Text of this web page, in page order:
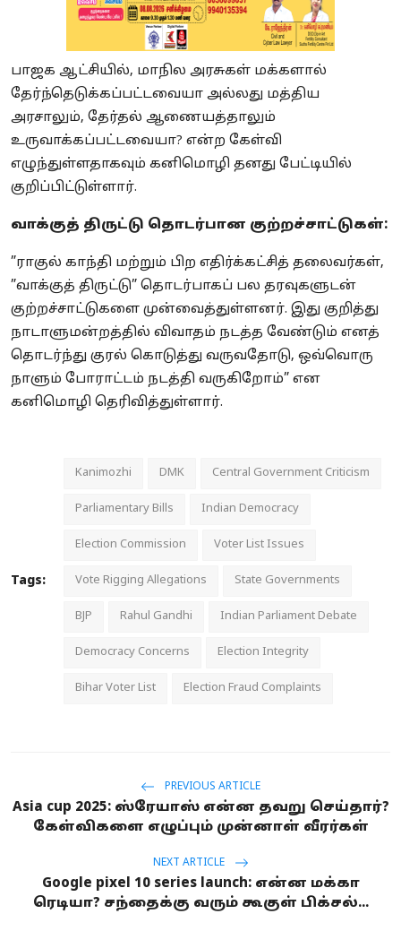
பாஜக ஆட்சியில், மாநில அரசுகள் மக்களால்
தேர்ந்தெடுக்கப்பட்டவையா அல்லது மத்திய
அரசாலும், தேர்தல் ஆணையத்தாலும்
உருவாக்கப்பட்டவையா? என்ற கேள்வி
எழுந்துள்ளதாகவும் கனிமொழி தனது பேட்டியில்
குறிப்பிட்டுள்ளார்.
வாக்குத் திருட்டு தொடர்பான குற்றச்சாட்டுகள்:
”ராகுல் காந்தி மற்றும் பிற எதிர்க்கட்சித் தலைவர்கள்,
”வாக்குத் திருட்டு” தொடர்பாகப் பல தரவுகளுடன்
குற்றச்சாட்டுகளை முன்வைத்துள்ளனர். இது குறித்து
நாடாளுமன்றத்தில் விவாதம் நடத்த வேண்டும் எனத்
தொடர்ந்து குரல் கொடுத்து வருவதோடு, ஒவ்வொரு
நாளும் போராட்டம் நடத்தி வருகிறோம்” என
கனிமொழி தெரிவித்துள்ளார்.
Tags:
Kanimozhi DMK Central Government Criticism
Parliamentary Bills Indian Democracy
Election Commission Voter List Issues
Vote Rigging Allegations State Governments
BJP Rahul Gandhi Indian Parliament Debate
Democracy Concerns Election Integrity
Bihar Voter List Election Fraud Complaints
PREVIOUS ARTICLE
Asia cup 2025: ஸ்ரேயாஸ் என்ன தவறு செய்தார்?
கேள்விகளை எழுப்பும் முன்னாள் வீரர்கள்
NEXT ARTICLE
Google pixel 10 series launch: என்ன மக்கா
ரெடியா? சந்தைக்கு வரும் கூகுள் பிக்சல்...